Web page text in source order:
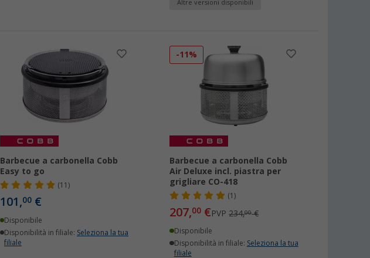
Altre versioni disponibili
Barbecue a carbonella Cobb
Easy to go
(11)
101,00€
Disponibile
Disponibilità in filiale: Seleziona la tua
filiale
-11%
Barbecue a carbonella Cobb
Air Deluxe incl. piastra per
grigliare CO-418
(1)
207,00 €PVP234,00€
Disponibile
Disponibilità in filiale: Seleziona la tua
filiale